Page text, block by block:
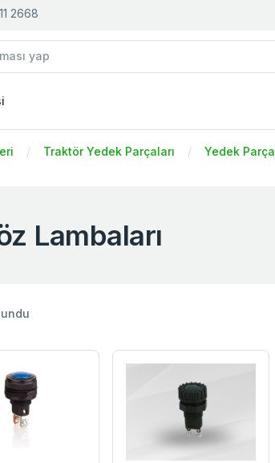
2668
Traktör Yedek Parçaları Yedek Parça
Lambaları